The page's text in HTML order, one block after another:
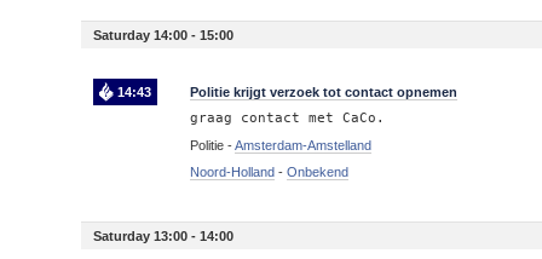
Saturday 14:00 - 15:00
14:43 Politie krijgt verzoek tot contact opnemen
graag contact met CaCo.
Politie -Amsterdam-Amstelland
Noord-Holland -Onbekend
Saturday 13:00 - 14:00